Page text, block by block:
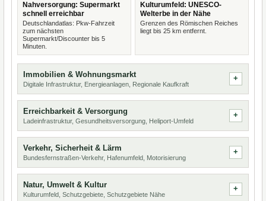
Nahversorgung: Supermarkt
schnell erreichbar
Deutschlandatlas: Pkw-Fahrzeit
zum nächsten
Supermarkt/Discounter bis 5
Minuten.
Kulturumfeld: UNESCO-
Welterbe in der Nähe
Grenzen des Römischen Reiches
liegt bis 25 km entfernt.
Immobilien & Wohnungsmarkt
Digitale Infrastruktur, Energieanlagen, Regionale Kaufkraft
Erreichbarkeit & Versorgung
Ladeinfrastruktur, Gesundheitsversorgung, Heliport-Umfeld
Verkehr, Sicherheit & Lärm
Bundesfernstraßen-Verkehr, Hafenumfeld, Motorisierung
Natur, Umwelt & Kultur
Kulturumfeld, Schutzgebiete, Schutzgebiete Nähe